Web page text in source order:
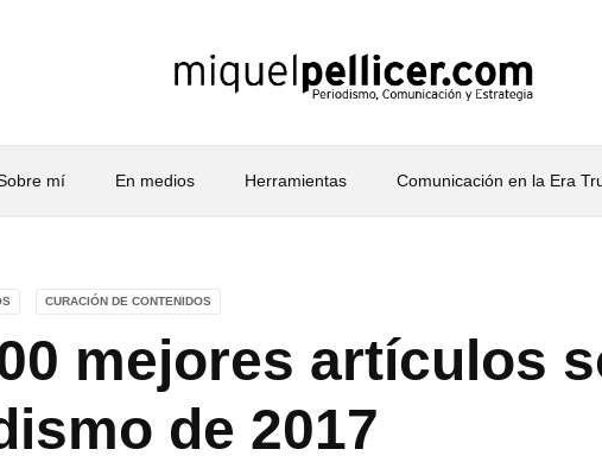
mí En medios Herramientas Comunicación en la Era
CURACIÓN DE CONTENIDOS
mejores artículos
de 2017